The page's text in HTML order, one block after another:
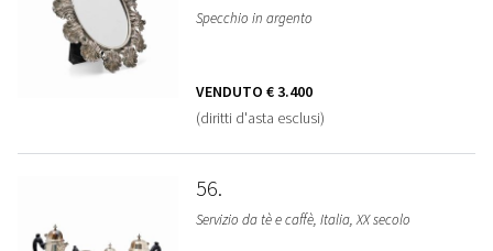
Specchio in argento
VENDUTO € 3.400
(diritti d'asta esclusi)
56
Servizio da tè e caffè, Italia, XX secolo